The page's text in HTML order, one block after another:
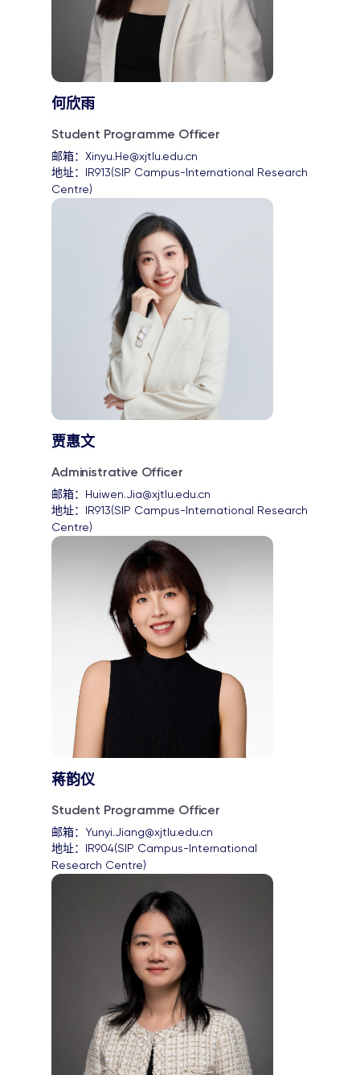
何欣雨
Student Programme Officer
邮箱： Xinyu.He@xjtlu.edu.cn
地址： IR913(SIP Campus-International Research
Centre)
贾惠文
Administrative Officer
邮箱： Huiwen.Jia@xjtlu.edu.cn
地址： IR913(SIP Campus-International Research
Centre)
蒋韵仪
Student Programme Officer
邮箱： Yunyi.Jiang@xjtlu.edu.cn
地址： IR904(SIP Campus-International
Research Centre)